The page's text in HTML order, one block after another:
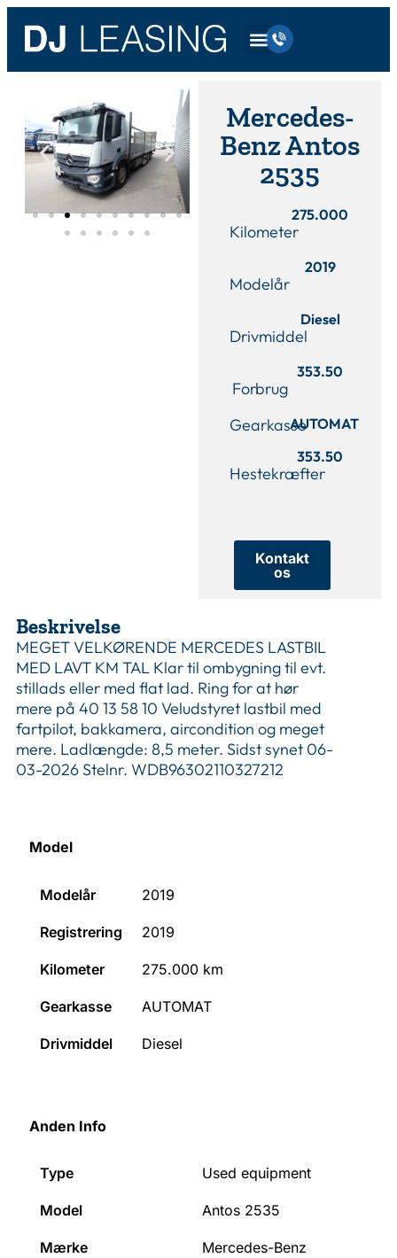
Mercedes-
Benz Antos
2535
Kilometer
275.000
Modelår
2019
Drivmiddel
Diesel
Forbrug
353.50
GearkasseAUTOMAT
Hestekræfter
353.50
Kontakt
os
Beskrivelse
MEGET VELKØRENDE MERCEDES LASTBIL
MED LAVT KM TAL Klar til ombygning til evt.
stillads eller med flat lad. Ring for at hør
mere på 40 13 58 10 Veludstyret lastbil med
fartpilot, bakkamera, aircondition og meget
mere. Ladlængde: 8,5 meter. Sidst synet 06-
03-2026 Stelnr. WDB96302110327212
Model
Modelår 2019
Registrering 2019
Kilometer 275.000 km
Gearkasse AUTOMAT
Drivmiddel Diesel
Anden Info
Type Used equipment
Model Antos 2535
Mærke Mercedes-Benz